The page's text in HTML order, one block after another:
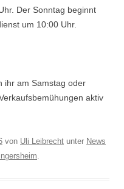
Der Sonntag beginnt
um 10:00 Uhr.
ihr am Samstag oder
aktiv
von Uli Leibrecht unter News
ingersheim.